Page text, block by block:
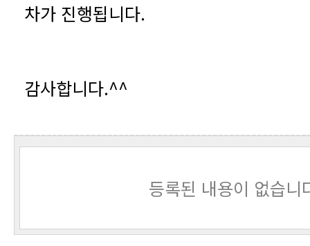
차가 진행됩니다.
감사합니다.^^
등록된 내용이 없습니